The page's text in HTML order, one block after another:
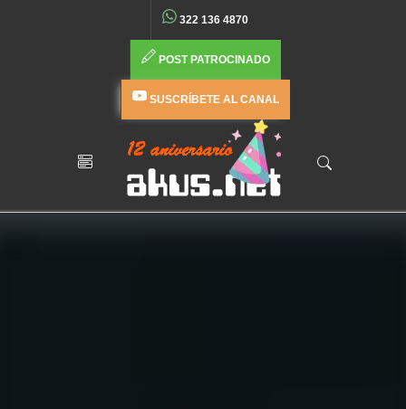
322 136 4870
POST PATROCINADO
SUSCRÍBETE AL CANAL